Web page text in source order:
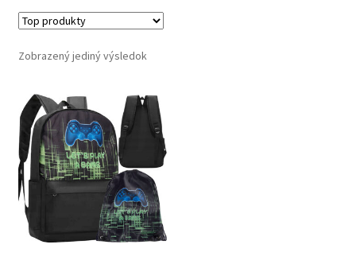
Obchodné podmienky
Kontakt
Zobrazený jediný výsledok